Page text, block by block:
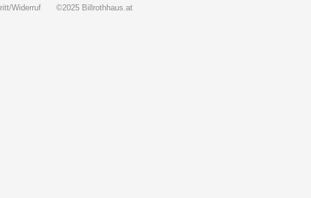
Widerruf ©2025 Billrothhaus.at